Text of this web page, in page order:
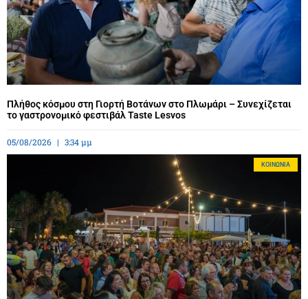
Πλήθος κόσμου στη Γιορτή Βοτάνων στο Πλωμάρι – Συνεχίζεται
το γαστρονομικό φεστιβάλ Taste Lesvos
05/08/2026 3:34 μμ
ΚΟΙΝΩΝΊΑ